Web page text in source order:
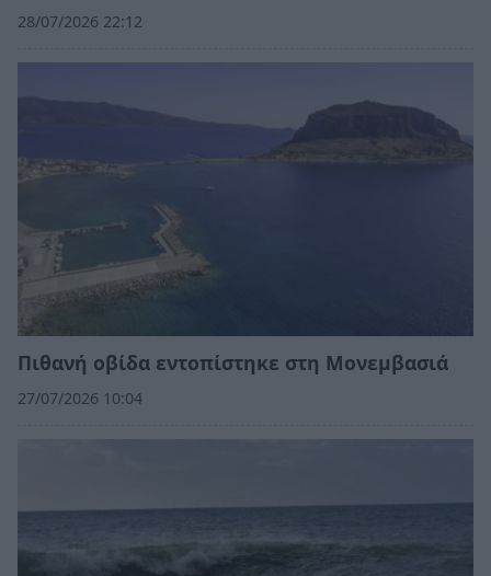
28/07/2026 22:12
Πιθανή οβίδα εντοπίστηκε στη Μονεμβασιά
27/07/2026 10:04